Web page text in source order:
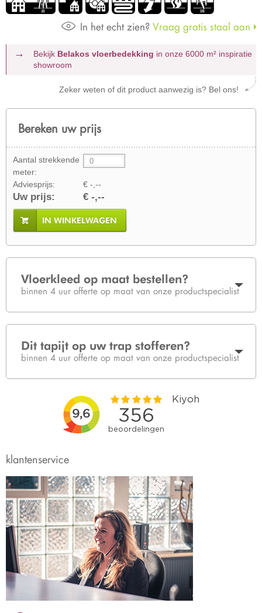
In het echt zien? Vraag gratis staal aan
Bekijk Belakos vloerbedekking in onze 6000 m² inspiratie
showroom
Zeker weten of dit product aanwezig is? Bel ons!
Bereken uw prijs
Aantal strekkende
meter:
Adviesprijs:
€ -,--
Uw prijs: € -,--
IN WINKELWAGEN
Vloerkleed op maat bestellen?
binnen 4 uur offerte op maat van onze productspecialist
Dit tapijt op uw trap stofferen?
binnen 4 uur offerte op maat van onze productspecialist
klantenservice